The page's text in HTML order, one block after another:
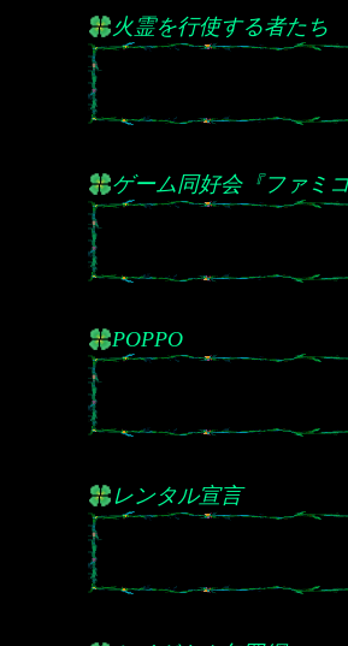
火霊を行使する者たち
ゲーム同好会『ファミ
POPPO
レンタル宣言